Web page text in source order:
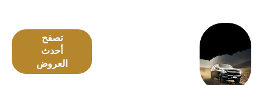
تصفح
أحدث
العروض